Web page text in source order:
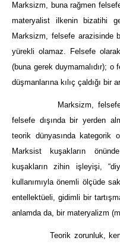
Marksizm, buna rağmen
materyalist ilkenin bizatihi
Marksizm, felsefe arazisinde
yürekli olamaz. Felsefe
(buna gerek duymamalıdır);
düşmanlarına kılıç çaldığı bir
Marksizm, felsefedeki
felsefe dışında bir yerden
teorik dünyasında kategorik
Marksist kuşakların
kuşakların zihin işleyişi,
kullanımıyla önemli ölçüde
entellektüeli, gidimli bir
anlamda da, bir materyalizm
Teorik zorunluk, kendini